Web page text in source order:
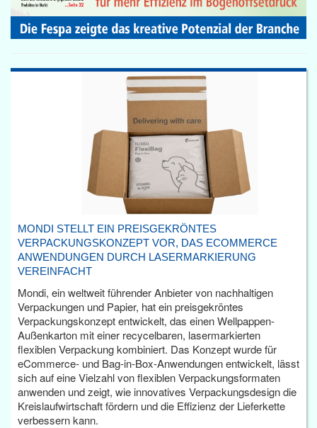
MONDI STELLT EIN PREISGEKRÖNTES
VERPACKUNGSKONZEPT VOR, DAS ECOMMERCE
ANWENDUNGEN DURCH LASERMARKIERUNG
VEREINFACHT
Mondi, ein weltweit führender Anbieter von nachhaltigen
Verpackungen und Papier, hat ein preisgekröntes
Verpackungskonzept entwickelt, das einen Wellpappen-
Außenkarton mit einer recycelbaren, lasermarkierten
flexiblen Verpackung kombiniert. Das Konzept wurde für
eCommerce- und Bag-in-Box-Anwendungen entwickelt, lässt
sich auf eine Vielzahl von flexiblen Verpackungsformaten
anwenden und zeigt, wie innovatives Verpackungsdesign die
Kreislaufwirtschaft fördern und die Effizienz der Lieferkette
verbessern kann.